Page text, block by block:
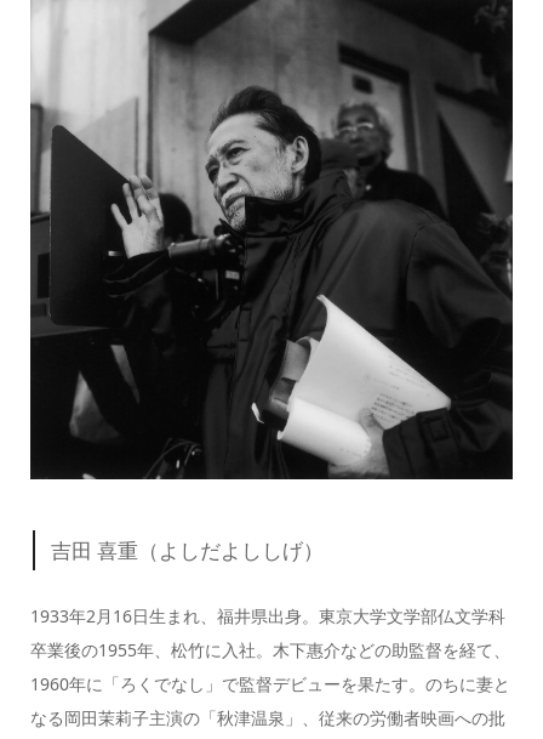
吉田 喜重（よしだよししげ）
1933年2月16日生まれ、福井県出身。東京大学文学部仏文学科
卒業後の1955年、松竹に入社。木下惠介などの助監督を経て、
1960年に「ろくでなし」で監督デビューを果たす。のちに妻と
なる岡田茉莉子主演の「秋津温泉」、従来の労働者映画への批